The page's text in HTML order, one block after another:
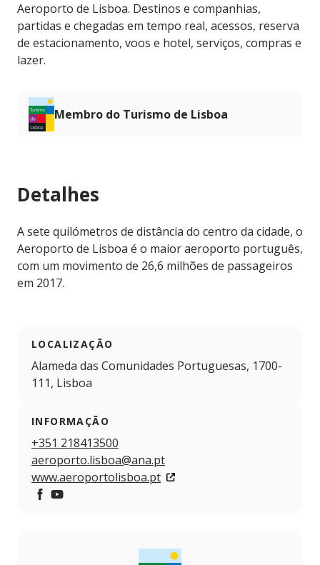
Aeroporto de Lisboa. Destinos e companhias,
partidas e chegadas em tempo real, acessos, reserva
de estacionamento, voos e hotel, serviços, compras e
lazer.
Membro do Turismo de Lisboa
Detalhes
A sete quilómetros de distância do centro da cidade, o
Aeroporto de Lisboa é o maior aeroporto português,
com um movimento de 26,6 milhões de passageiros
em 2017.
LOCALIZAÇÃO
Alameda das Comunidades Portuguesas, 1700-
111, Lisboa
INFORMAÇÃO
+351 218413500
aeroporto.lisboa@ana.pt
www.aeroportolisboa.pt